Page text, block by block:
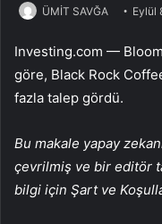
ÜMİT SAVĞA Eylül
Investing.com —
göre, Black Rock
fazla talep gördü.
Bu makale yapay
çevrilmiş ve bir editör
bilgi için Şart ve